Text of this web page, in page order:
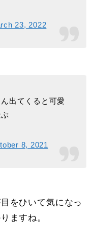
23, 2022
出てくると可愛
8, 2021
をひいて気になっ
ますね。